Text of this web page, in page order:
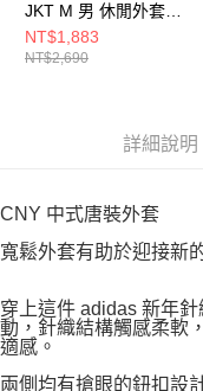
JKT M 男 休閒外套
KQ8061
NT$1,883
NT$2,690
詳細說明
CNY 中式唐裝外套
寬鬆外套有助於迎接新
穿上這件 adidas 新年
動，針織結構觸感柔軟
適感。
兩側均有搶眼的鈕扣設